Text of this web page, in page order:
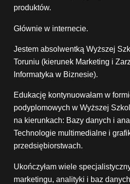
produktów.
Głównie w internecie.
Jestem absolwentką Wyższej
Toruniu (kierunek Marketing i
Informatyka w Biznesie).
Edukację kontynuowałam w
podyplomowych w Wyższej
na kierunkach: Bazy danych i
Technologie multimedialne i
przedsiębiorstwach.
Ukończyłam wiele
marketingu, analityki i baz